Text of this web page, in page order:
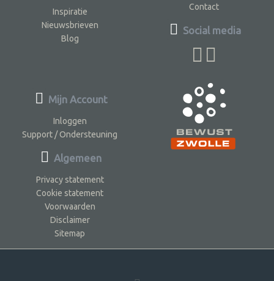
Inspiratie
Nieuwsbrieven
Blog
Contact
Social media
Mijn Account
Inloggen
Support / Ondersteuning
Algemeen
Privacy statement
Cookie statement
Voorwaarden
Disclaimer
Sitemap